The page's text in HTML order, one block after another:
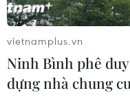
Khởi tố đối tượng giả
lừa đảo "chạy án" tại
vietnamplus.vn
Ninh Bình phê
dựng nhà chung